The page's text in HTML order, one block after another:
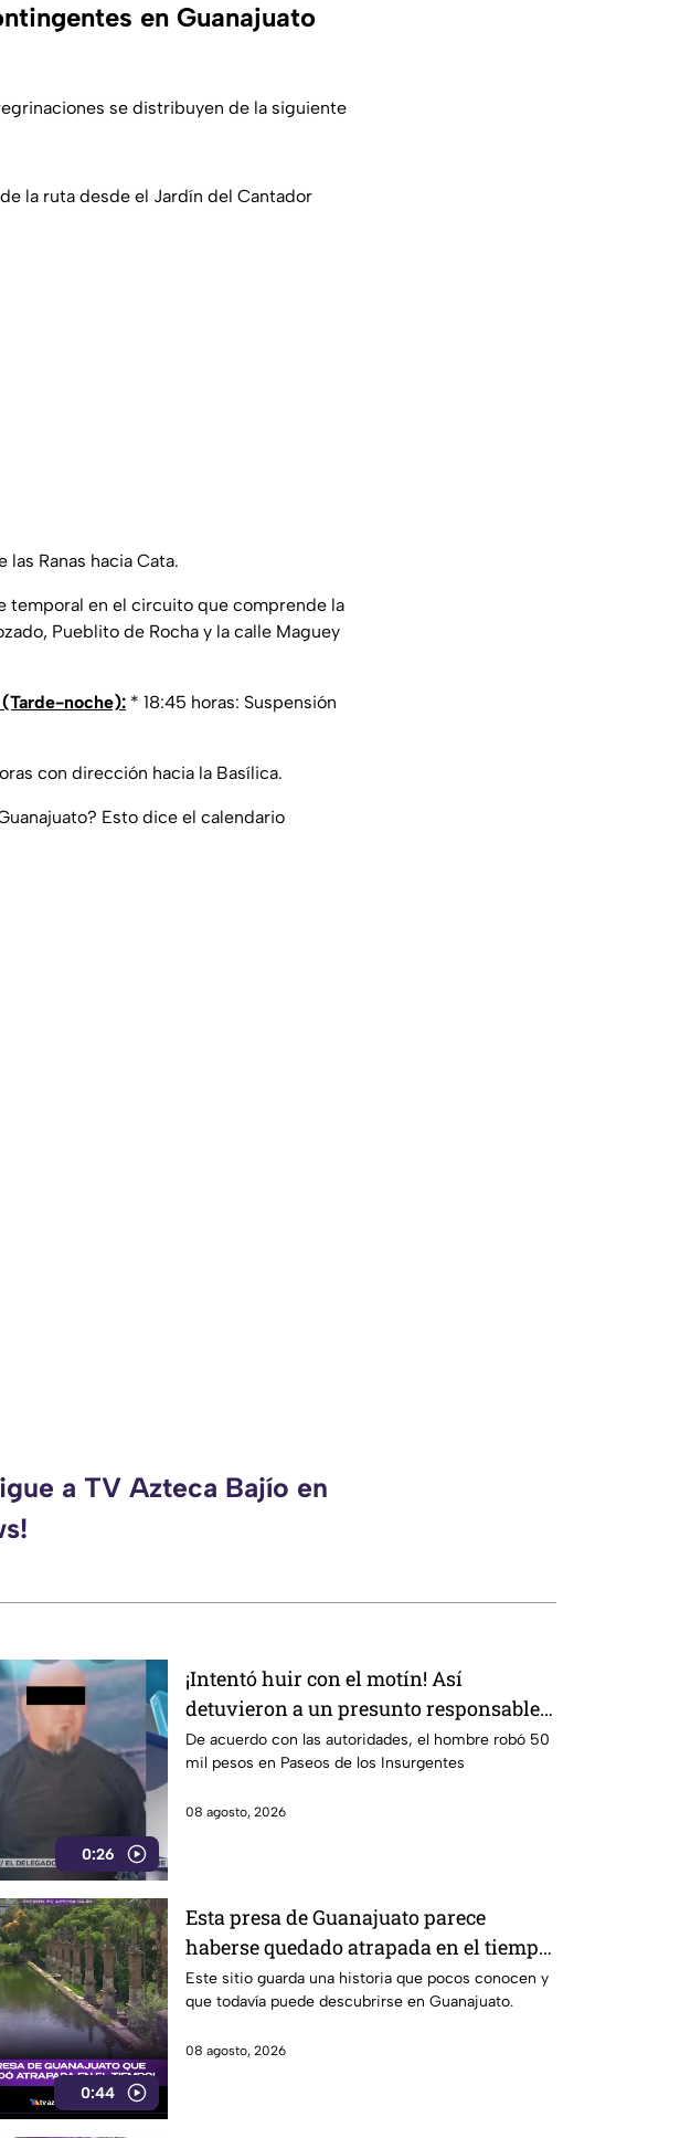
en Guanajuato
se distribuyen de la siguiente
la ruta desde el Jardín del Cantador
Ranas hacia Cata.
temporal en el circuito que comprende la
Pueblito de Rocha y la calle Maguey
(Tarde-noche): * 18:45 horas: Suspensión
con dirección hacia la Basílica.
Esto dice el calendario
a TV Azteca Bajío en
0:26
¡Intentó huir con el motín! Así
detuvieron a un presunto responsable
de asaltar a su víctima en León
De acuerdo con las autoridades, el hombre robó 50
mil pesos en Paseos de los Insurgentes
08 agosto, 2026
0:44
Esta presa de Guanajuato parece
haberse quedado atrapada en el tiempo;
¿cuál es?
Este sitio guarda una historia que pocos conocen y
que todavía puede descubrirse en Guanajuato.
08 agosto, 2026